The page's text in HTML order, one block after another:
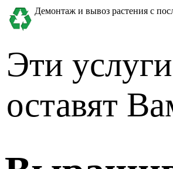
Демонтаж и вывоз растения с
Эти
оставят